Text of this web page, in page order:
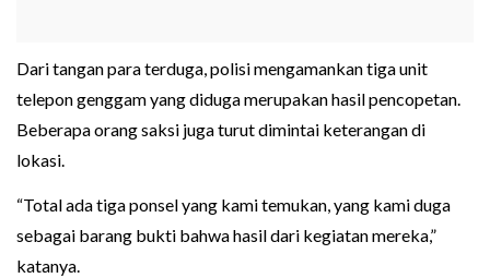
Dari tangan para terduga, polisi mengamankan tiga unit
telepon genggam yang diduga merupakan hasil pencopetan.
Beberapa orang saksi juga turut dimintai keterangan di
lokasi.
“Total ada tiga ponsel yang kami temukan, yang kami duga
sebagai barang bukti bahwa hasil dari kegiatan mereka,”
katanya.